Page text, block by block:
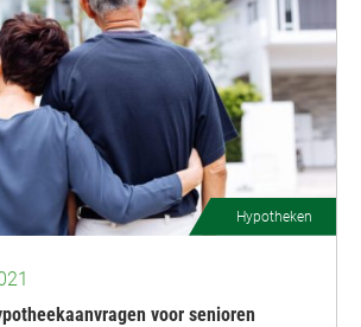
Hypotheken
voor senioren